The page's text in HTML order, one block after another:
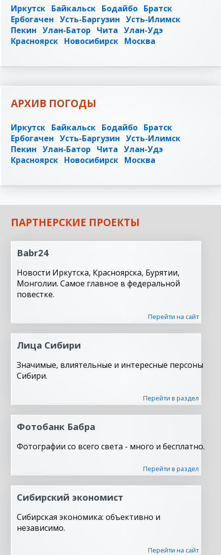
Иркутск Байкальск Бодайбо Братск
Ербогачен Усть-Баргузин Усть-Илимск
Пекин Улан-Батор Чита Улан-Удэ
Красноярск Новосибирск Москва
АРХИВ ПОГОДЫ
Иркутск Байкальск Бодайбо Братск
Ербогачен Усть-Баргузин Усть-Илимск
Пекин Улан-Батор Чита Улан-Удэ
Красноярск Новосибирск Москва
ПАРТНЕРСКИЕ ПРОЕКТЫ
Babr24
Новости Иркутска, Красноярска, Бурятии,
Монголии. Самое главное в федеральной
повестке.
Перейти на сайт
Лица Сибири
Значимые, влиятельные и интересные персоны
Сибири.
Перейти в раздел
Фотобанк Бабра
Фотографии со всего света - много и бесплатно.
Перейти в раздел
Сибирский экономист
Сибирская экономика: объективно и
независимо.
Перейти на сайт